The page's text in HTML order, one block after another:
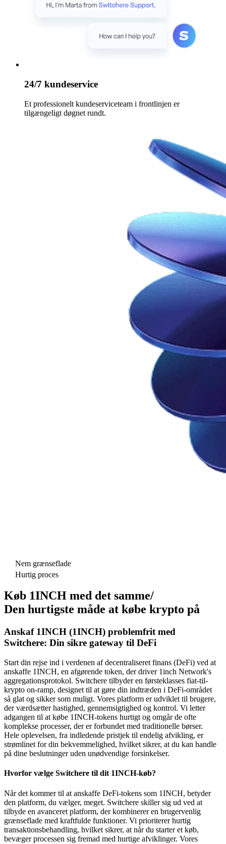
24/7 kundeservice
Et professionelt kundeserviceteam i frontlinjen er
tilgængeligt døgnet rundt.
Nem grænseflade
Hurtig proces
Køb 1INCH med det samme/
Den hurtigste måde at købe krypto på
Anskaf 1INCH (1INCH) problemfrit med
Switchere: Din sikre gateway til DeFi
Start din rejse ind i verdenen af decentraliseret finans (DeFi) ved at
anskaffe 1INCH, en afgørende token, der driver 1inch Network's
aggregationsprotokol. Switchere tilbyder en førsteklasses fiat-til-
krypto on-ramp, designet til at gøre din indtræden i DeFi-området
så glat og sikker som muligt. Vores platform er udviklet til brugere,
der værdsætter hastighed, gennemsigtighed og kontrol. Vi letter
adgangen til at købe 1INCH-tokens hurtigt og omgår de ofte
komplekse processer, der er forbundet med traditionelle børser.
Hele oplevelsen, fra indledende pristjek til endelig afvikling, er
strømlinet for din bekvemmelighed, hvilket sikrer, at du kan handle
på dine beslutninger uden unødvendige forsinkelser.
Hvorfor vælge Switchere til dit 1INCH-køb?
Når det kommer til at anskaffe DeFi-tokens som 1INCH, betyder
den platform, du vælger, meget. Switchere skiller sig ud ved at
tilbyde en avanceret platform, der kombinerer en brugervenlig
grænseflade med kraftfulde funktioner. Vi prioriterer hurtig
transaktionsbehandling, hvilket sikrer, at når du starter et køb,
bevæger processen sig fremad med hurtige afviklinger. Vores